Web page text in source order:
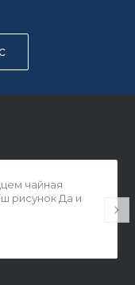
чайная
рисунок Да и
81.32283.00.1